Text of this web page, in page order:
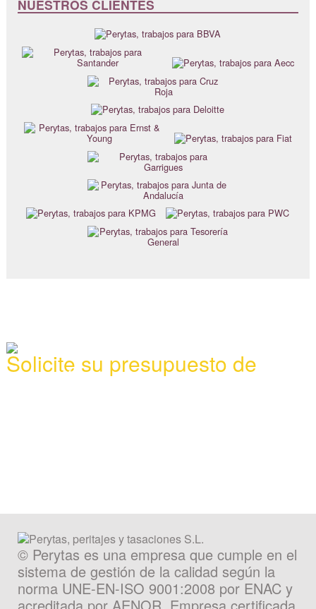
NUESTROS CLIENTES
Solicite su presupuesto de
tasación
© Perytas es una empresa que cumple en el
sistema de gestión de la calidad según la
norma UNE-EN-ISO 9001:2008 por ENAC y
acreditada por AENOR. Empresa certificada